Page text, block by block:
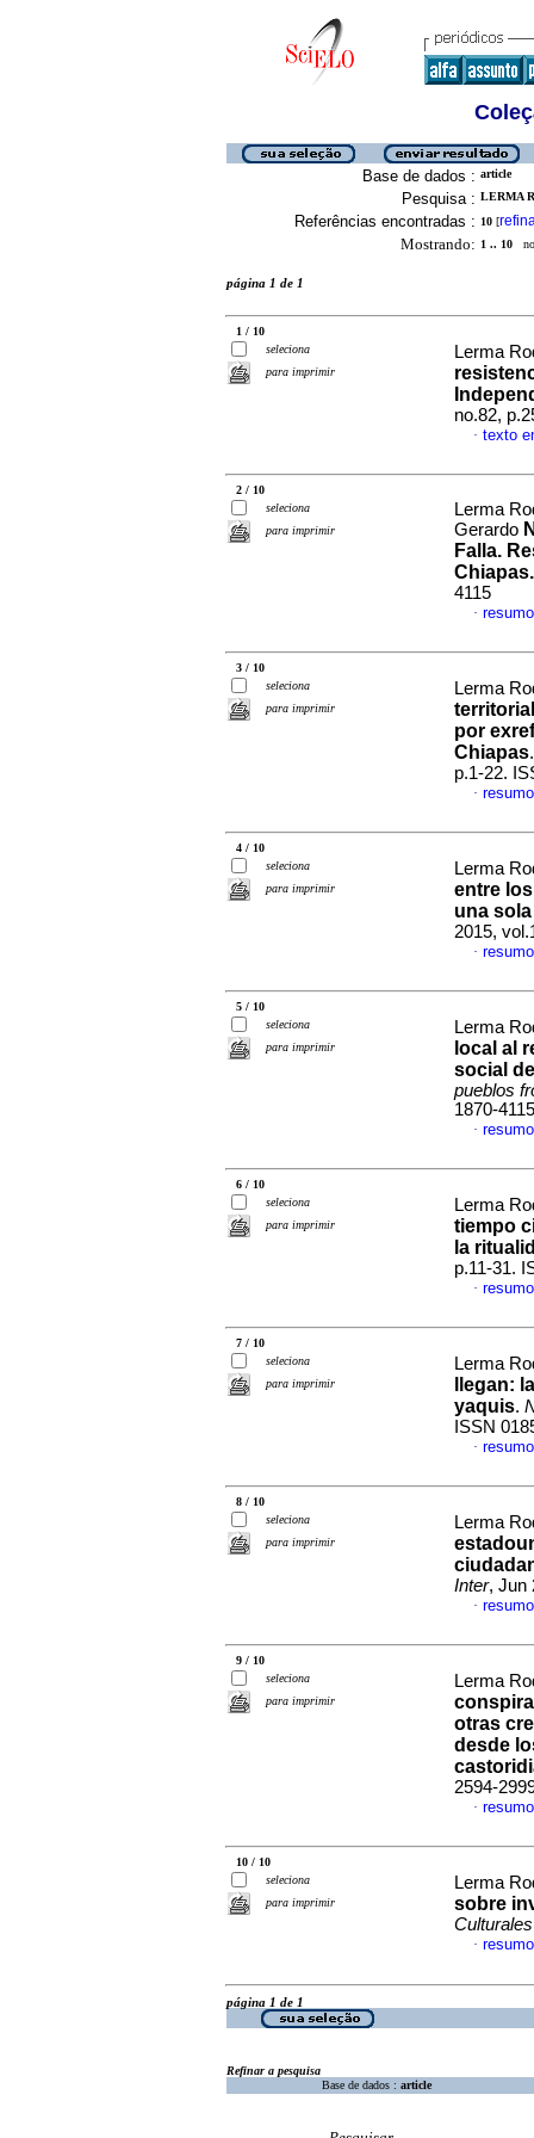
Base de dados : article
Pesquisa : LERMA
Referências encontradas : 10 [
Mostrando: 1 .. 10
página 1 de 1
1 / 10
seleciona
para imprimir
Lerma
no.82,
· texto
2 / 10
seleciona
para imprimir
Lerma
Gerardo
Falla.
Chiapas.
4115
·
3 / 10
seleciona
para imprimir
Lerma
por
Chiapas
p.1-22.
·
4 / 10
seleciona
para imprimir
Lerma
entre
una
2015,
·
5 / 10
seleciona
para imprimir
Lerma
local al
social
pueblos
1870-4115
·
6 / 10
seleciona
para imprimir
Lerma
tiempo
la
p.11-31.
·
7 / 10
seleciona
para imprimir
Lerma
llegan:
yaquis.
ISSN
·
8 / 10
seleciona
para imprimir
Lerma
Inter, Jun
·
9 / 10
seleciona
para imprimir
Lerma
otras
desde
2594-
·
10 / 10
seleciona
para imprimir
Lerma
sobre
Culturales
·
página 1 de 1
Refinar a pesquisa
Base de dados : article